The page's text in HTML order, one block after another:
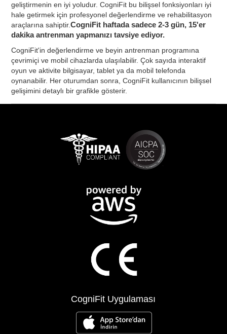
geliştirmenin en iyi yoludur. CogniFit bu bilişsel fonksiyonları iyi
hale getirmek için profesyonel değerlendirme ve rehabilitasyon
araçlarına sahiptir.CogniFit haftada sadece 2-3 gün, 15'er
dakika antrenman yapmanızı tavsiye ediyor.
CogniFit'in değerlendirme ve beyin antrenman programına
çevrimiçi ve mobil cihazlarda ulaşılabilir. Çok sayıda interaktif
oyun ve aktivite bilgisayar, tablet ya da mobil telefonda
oynanabilir. Her oturumdan sonra, CogniFit kullanıcının bilişsel
gelişimini detaylı bir grafikle gösterir.
CogniFit Uygulaması